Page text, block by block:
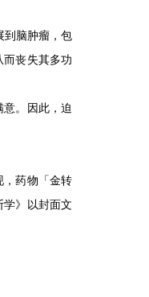
到脑肿瘤，包
而丧失其多功
。因此，迫
，药物「金转
》以封面文